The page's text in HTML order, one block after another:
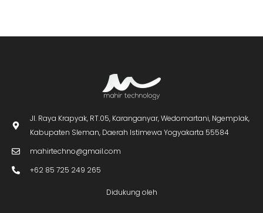
Jl. Raya Krapyak, RT.05, Karanganyar, Wedomartani, Ngemplak,
Kabupaten Sleman, Daerah Istimewa Yogyakarta 55584
mahirtechno@gmail.com
+62 85 725 249 265
Didukung oleh